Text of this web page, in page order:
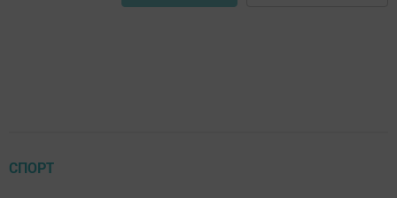
СПОРТ